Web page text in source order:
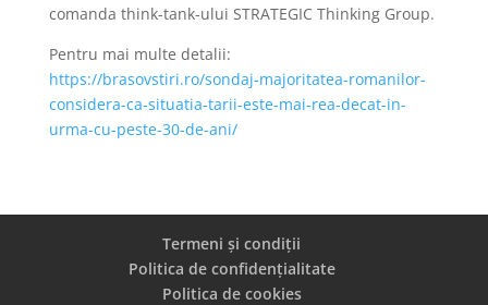
comanda think-tank-ului STRATEGIC Thinking Group.
Pentru mai multe detalii:
https://brasovstiri.ro/sondaj-majoritatea-romanilor-
considera-ca-situatia-tarii-este-mai-rea-decat-in-
urma-cu-peste-30-de-ani/
Termeni și condiții
Politica de confidențialitate
Politica de cookies